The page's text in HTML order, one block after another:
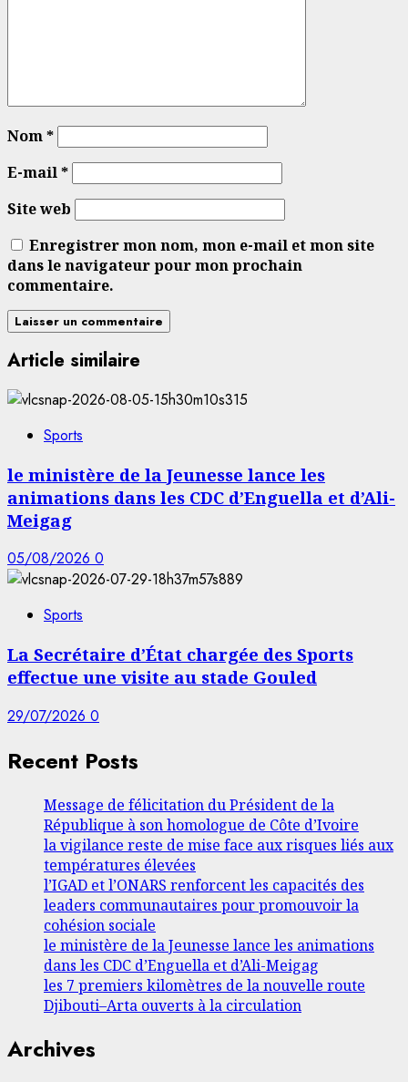
Nom*
E-mail*
Site web
Enregistrer mon nom, mon e-mail et mon site
dans le navigateur pour mon prochain
commentaire.
Article similaire
Sports
le ministère de la Jeunesse lance les
animations dans les CDC d’Enguella et d’Ali-
Meigag
05/08/2026 0
Sports
La Secrétaire d’État chargée des Sports
effectue une visite au stade Gouled
29/07/2026 0
Recent Posts
Message de félicitation du Président de la
République à son homologue de Côte d’Ivoire
la vigilance reste de mise face aux risques liés aux
températures élevées
l’IGAD et l’ONARS renforcent les capacités des
leaders communautaires pour promouvoir la
cohésion sociale
le ministère de la Jeunesse lance les animations
dans les CDC d’Enguella et d’Ali-Meigag
les 7 premiers kilomètres de la nouvelle route
Djibouti–Arta ouverts à la circulation
Archives